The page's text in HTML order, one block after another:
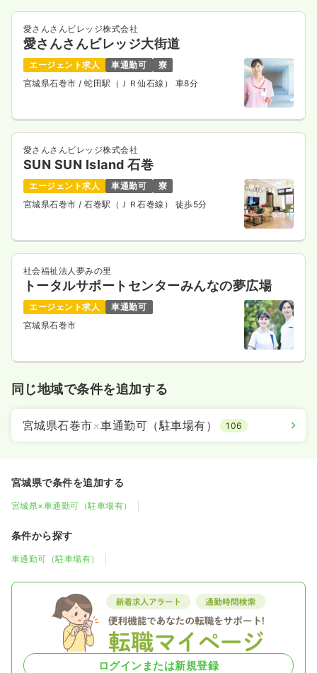
愛さんさんビレッジ株式会社
愛さんさんビレッジ大街道
エージェント求人 車通勤可
寮
宮城県石巻市/ 蛇田駅（ＪＲ仙石線） 車8分
愛さんさんビレッジ株式会社
SUN SUN Island 石巻
エージェント求人 車通勤可
寮
宮城県石巻市/ 石巻駅（ＪＲ石巻線） 徒歩5分
社会福祉法人夢みの里
トータルサポートセンターみんなの夢広場
エージェント求人
車通勤可
宮城県石巻市
同じ地域で条件を追加する
宮城県石巻市×車通勤可（駐車場有） 106
宮城県で条件を追加する
宮城県×車通勤可（駐車場有）
条件から探す
車通勤可（駐車場有）
ログインまたは新規登録